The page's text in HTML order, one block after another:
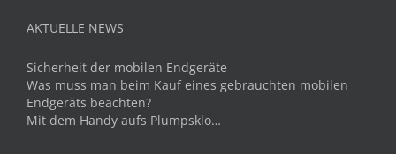
AKTUELLE NEWS
Sicherheit der mobilen Endgeräte
Was muss man beim Kauf eines gebrauchten mobilen
Endgeräts beachten?
Mit dem Handy aufs Plumpsklo…